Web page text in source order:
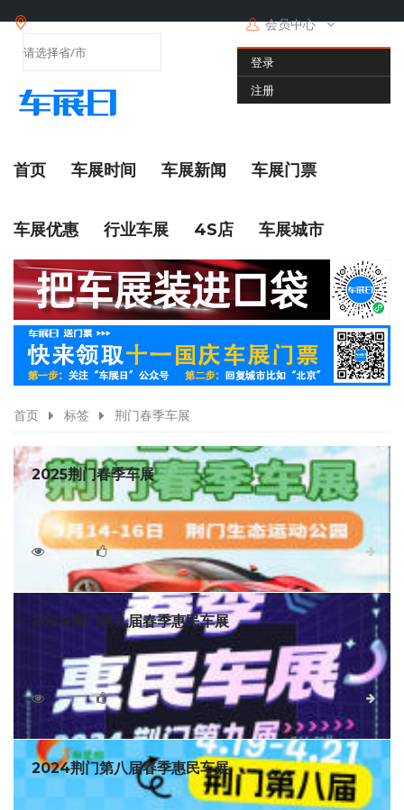
会员中心
登录
注册
首页 车展时间 车展新闻 车展门票
车展优惠 行业车展 4S店 车展城市
首页 标签 荆门春季车展
2025荆门春季车展
荆门春季车展是荆门一年一度的大型车展，举办时间为3月
14-16日，在荆门生态运动公园，车展上汇聚几十大品牌，数百
款车型，活动多多，惊喜炼炼，买车省钱省力省心，想买车的
朋友不要错过了！
1733 0 详细
2024荆门第九届春季惠民车展
2024荆门第九届春季惠民车展将于2024年5月24日至26日
在湖北荆门生态运动公园盛大举行！
2071
0 详细
2024荆门第八届春季惠民车展
2024荆门第八届春季惠民车展将于2024年4月19日至21日